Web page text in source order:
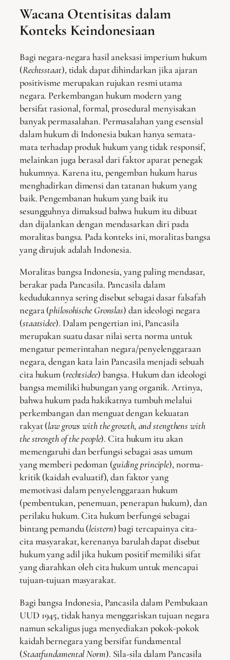
Wacana Otentisitas dalam
Konteks Keindonesiaan
Bagi negara-negara hasil aneksasi imperium hukum
(Rechtsstaat), tidak dapat dihindarkan jika ajaran
positivisme merupakan rujukan resmi utama
negara. Perkembangan hukum modern yang
bersifat rasional, formal, prosedural menyisakan
banyak permasalahan. Permasalahan yang esensial
dalam hukum di Indonesia bukan hanya semata-
mata terhadap produk hukum yang tidak responsif,
melainkan juga berasal dari faktor aparat penegak
hukumnya. Karena itu, pengemban hukum harus
menghadirkan dimensi dan tatanan hukum yang
baik. Pengembanan hukum yang baik itu
sesungguhnya dimaksud bahwa hukum itu dibuat
dan dijalankan dengan mendasarkan diri pada
moralitas bangsa. Pada konteks ini, moralitas bangsa
yang dirujuk adalah Indonesia.
Moralitas bangsa Indonesia, yang paling mendasar,
berakar pada Pancasila. Pancasila dalam
kedudukannya sering disebut sebagai dasar falsafah
negara (philosohische Gronslas) dan ideologi negara
(staatsidee). Dalam pengertian ini, Pancasila
merupakan suatu dasar nilai serta norma untuk
mengatur pemerintahan negara/penyelenggaraan
negara, dengan kata lain Pancasila menjadi sebuah
cita hukum (rechtsidee) bangsa. Hukum dan ideologi
bangsa memiliki hubungan yang organik. Artinya,
bahwa hukum pada hakikatnya tumbuh melalui
perkembangan dan menguat dengan kekuatan
rakyat (law grows with the growth, and stengthens with
the strength of the people). Cita hukum itu akan
memengaruhi dan berfungsi sebagai asas umum
yang memberi pedoman (guiding principle), norma-
kritik (kaidah evaluatif), dan faktor yang
memotivasi dalam penyelenggaraan hukum
(pembentukan, penemuan, penerapan hukum), dan
perilaku hukum. Cita hukum berfungsi sebagai
bintang pemandu (leistern) bagi tercapainya cita-
cita masyarakat, kerenanya barulah dapat disebut
hukum yang adil jika hukum positif memiliki sifat
yang diarahkan oleh cita hukum untuk mencapai
tujuan-tujuan masyarakat.
Bagi bangsa Indonesia, Pancasila dalam Pembukaan
UUD 1945, tidak hanya menggariskan tujuan negara
namun sekaligus juga menyediakan pokok-pokok
kaidah bernegara yang bersifat fundamental
(Staatfundamental Norm). Sila-sila dalam Pancasila